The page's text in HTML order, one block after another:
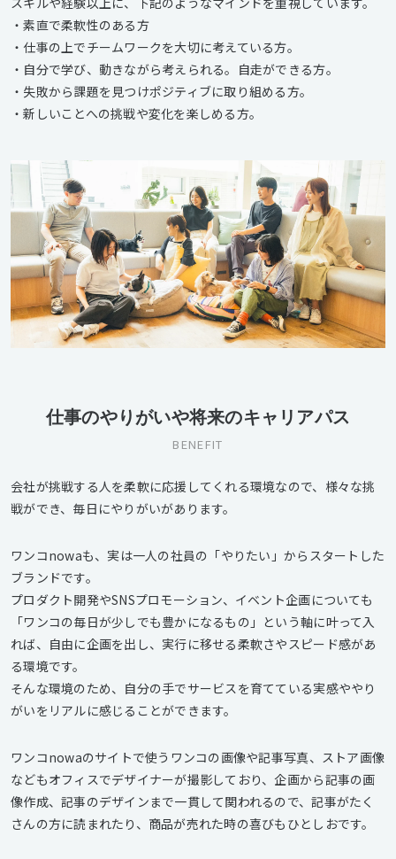
・素直で柔軟性のある方
・仕事の上でチームワークを大切に考えている方。
・自分で学び、動きながら考えられる。自走ができる方。
・失敗から課題を見つけポジティブに取り組める方。
・新しいことへの挑戦や変化を楽しめる方。
仕事のやりがいや将来のキャリアパス
BENEFIT
会社が挑戦する人を柔軟に応援してくれる環境なので、様々な挑
戦ができ、毎日にやりがいがあります。
ワンコnowaも、実は一人の社員の「やりたい」からスタートした
ブランドです。
プロダクト開発やSNSプロモーション、イベント企画についても
「ワンコの毎日が少しでも豊かになるもの」という軸に叶って入
れば、自由に企画を出し、実行に移せる柔軟さやスピード感があ
る環境です。
そんな環境のため、自分の手でサービスを育てている実感ややり
がいをリアルに感じることができます。
ワンコnowaのサイトで使うワンコの画像や記事写真、ストア画像
などもオフィスでデザイナーが撮影しており、企画から記事の画
像作成、記事のデザインまで一貫して関われるので、記事がたく
さんの方に読まれたり、商品が売れた時の喜びもひとしおです。